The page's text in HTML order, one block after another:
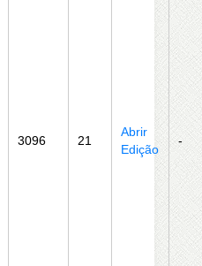
3096 21
Abrir
Edição
-